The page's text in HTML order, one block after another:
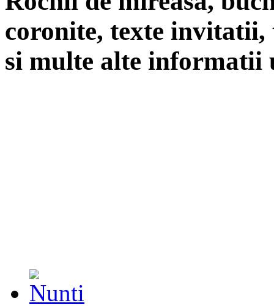
coronite, texte
si multe alte informatii